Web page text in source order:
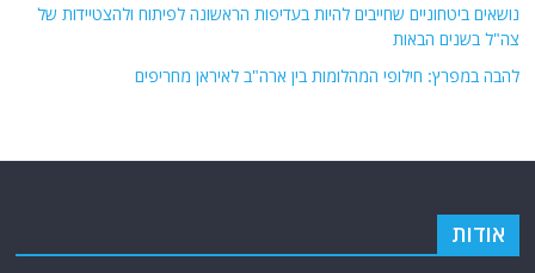
נושאים ביטחוניים שחייבים להיות בעדיפות הראשונה לפיתוח ולהצטיידות של
צה"ל בשנים הבאות
להבה במפרץ: חילופי המהלומות בין ארה"ב לאיראן מחריפים
אודות